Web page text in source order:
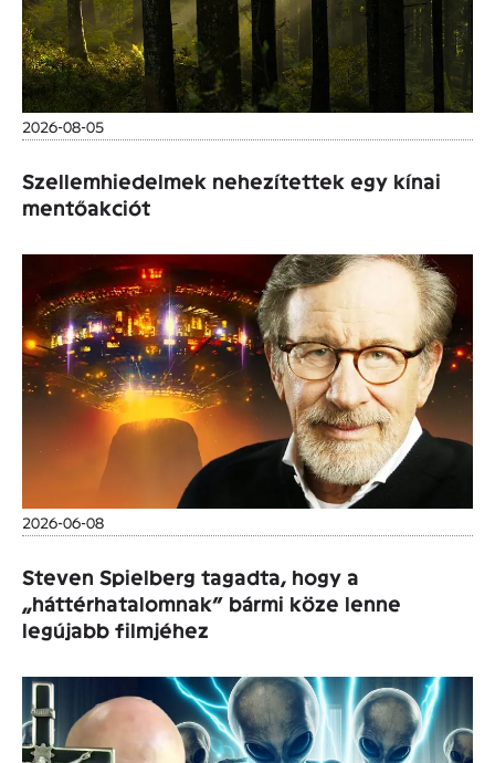
2026-08-05
Szellemhiedelmek nehezítettek egy kínai
mentőakciót
2026-06-08
Steven Spielberg tagadta, hogy a
„háttérhatalomnak” bármi köze lenne
legújabb filmjéhez